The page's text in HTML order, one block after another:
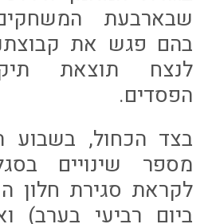
שבארבעת
בהם פגש את
לנצח תוצאת
הפסדים.
בצד הכחול, בשבוע
מספר שינויים
לקראת סגירת חלון
ביום רביעי בערב)